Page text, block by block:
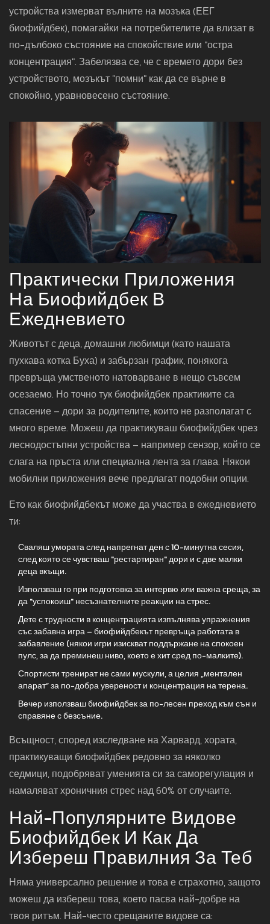
устройства измерват вълните на мозъка (ЕЕГ
биофийдбек), помагайки на потребителите да влизат в
по-дълбоко състояние на спокойствие или "остра
концентрация". Забелязва се, че с времето дори без
устройството, мозъкът "помни" как да се върне в
спокойно, уравновесено състояние.
Практически Приложения
На Биофийдбек В
Ежедневието
Животът с деца, домашни любимци (като нашата
пухкава котка Буха) и забързан график, понякога
превръща умственото натоварване в нещо съвсем
осезаемо. Но точно тук биофийдбек практиките са
спасение – дори за родителите, които не разполагат с
много време. Можеш да практикуваш биофийдбек чрез
леснодостъпни устройства – например сензор, който се
слага на пръста или специална лента за глава. Някои
мобилни приложения вече предлагат подобни опции.
Ето как биофийдбекът може да участва в ежедневието
ти:
Сваляш умората след напрегнат ден с 10-минутна сесия,
след която се чувстваш "рестартиран" дори и с две малки
деца вкъщи.
Използваш го при подготовка за интервю или важна среща, за
да "успокоиш" несъзнателните реакции на стрес.
Дете с трудности в концентрацията изпълнява упражнения
със забавна игра – биофийдбекът превръща работата в
забавление (някои игри изискват поддържане на спокоен
пулс, за да преминеш ниво, което е хит сред по-малките).
Спортисти тренират не сами мускули, а целия „ментален
апарат“ за по-добра увереност и концентрация на терена.
Вечер използваш биофийдбек за по-лесен преход към сън и
справяне с безсъние.
Всъщност, според изследване на Харвард, хората,
практикуващи биофийдбек редовно за няколко
седмици, подобряват уменията си за саморегулация и
намаляват хроничния стрес над 60% от случаите.
Най-Популярните Видове
Биофийдбек И Как Да
Избереш Правилния За Теб
Няма универсално решение и това е страхотно, защото
можеш да избереш това, което пасва най-добре на
твоя ритъм. Най-често срещаните видове са: